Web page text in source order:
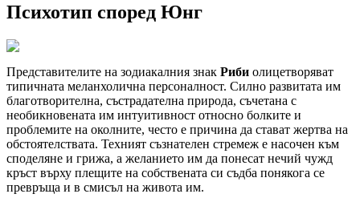
Психотип според Юнг
Представителите на зодиакалния знак Риби олицетворяват
типичната меланхолична персоналност. Силно развитата им
благотворителна, състрадателна природа, съчетана с
необикновената им интуитивност относно болките и
проблемите на околните, често е причина да стават жертва на
обстоятелствата. Техният съзнателен стремеж е насочен към
споделяне и грижа, а желанието им да понесат нечий чужд
кръст върху плещите на собствената си съдба понякога се
превръща и в смисъл на живота им.